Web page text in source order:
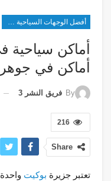
أماكن في
By فريق النشر 3
216
Share
تعتبر جزيرة بوكيت